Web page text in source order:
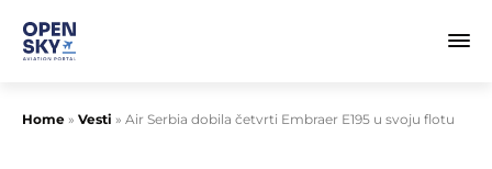
Home » Vesti » Air Serbia dobila četvrti Embraer E195 u svoju flotu